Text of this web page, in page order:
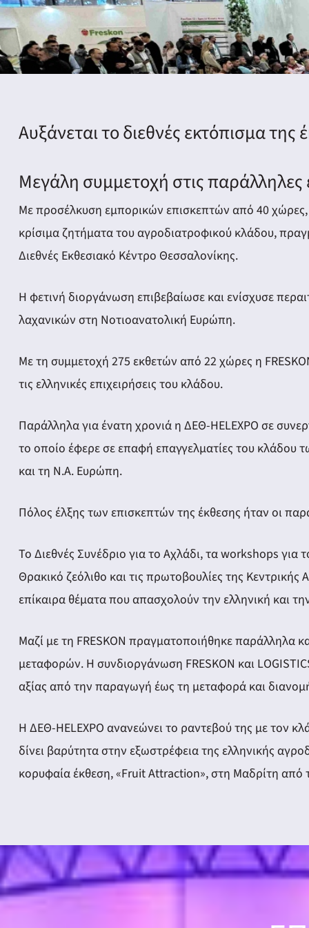
Αυξάνεται το διεθνές εκτόπισμα της
Μεγάλη συμμετοχή στις
Με προσέλκυση εμπορικών επισκεπτών από 40
κρίσιμα ζητήματα του αγροδιατροφικού κλάδου,
Διεθνές Εκθεσιακό Κέντρο Θεσσαλονίκης.
Η φετινή διοργάνωση επιβεβαίωσε και ενίσχυσε
λαχανικών στη Νοτιοανατολική Ευρώπη.
Με τη συμμετοχή 275 εκθετών από 22 χώρες η
τις ελληνικές επιχειρήσεις του κλάδου.
Παράλληλα για ένατη χρονιά η ΔΕΘ-HELEXPO σε
το οποίο έφερε σε επαφή επαγγελματίες του
και τη Ν.Α. Ευρώπη.
Πόλος έλξης των επισκεπτών της έκθεσης ήταν οι
Το Διεθνές Συνέδριο για το Αχλάδι, τα workshops για
Θρακικό ζεόλιθο και τις πρωτοβουλίες της
επίκαιρα θέματα που απασχολούν την ελληνική και
Μαζί με τη FRESKON πραγματοποιήθηκε παράλληλα
μεταφορών. Η συνδιοργάνωση FRESKON και
αξίας από την παραγωγή έως τη μεταφορά και
Η ΔΕΘ-HELEXPO ανανεώνει το ραντεβού της με τον
δίνει βαρύτητα στην εξωστρέφεια της ελληνικής
κορυφαία έκθεση, «Fruit Attraction», στη Μαδρίτη από